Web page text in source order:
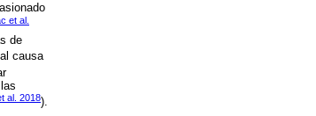
et al.
de
causa
al. 2018).